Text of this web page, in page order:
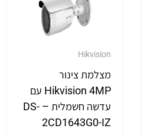
Hikvision
מצלמת צינור
Hikvision 4MP עם
עדשה חשמלית – DS-
2CD1643G0-IZ